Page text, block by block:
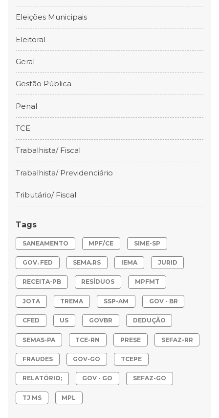
Eleições Municipais
Eleitoral
Geral
Gestão Pública
Penal
TCE
Trabalhista/ Fiscal
Trabalhista/ Previdenciário
Tributário/ Fiscal
Tags
SANEAMENTO MPF/CE SIME-SP
GOV. FED SEMA.RS IEMA JURID
RECEITA-PB RESÍDUOS MPFMT
JOTA TREMA SSP-AM GOV - BR
CFED US GOVBR DEDUÇÃO
SEMAS-PA TCE-RN PRESE SEFAZ-RR
FRAUDES GOV-GO TCEPE
RELATÓRIO; GOV - GO SEFAZ-GO
TJ MS MPL